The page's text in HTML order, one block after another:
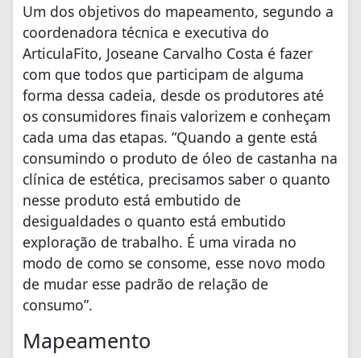
Um dos objetivos do mapeamento, segundo a
coordenadora técnica e executiva do
ArticulaFito, Joseane Carvalho Costa é fazer
com que todos que participam de alguma
forma dessa cadeia, desde os produtores até
os consumidores finais valorizem e conheçam
cada uma das etapas. “Quando a gente está
consumindo o produto de óleo de castanha na
clínica de estética, precisamos saber o quanto
nesse produto está embutido de
desigualdades o quanto está embutido
exploração de trabalho. É uma virada no
modo de como se consome, esse novo modo
de mudar esse padrão de relação de
consumo”.
Mapeamento